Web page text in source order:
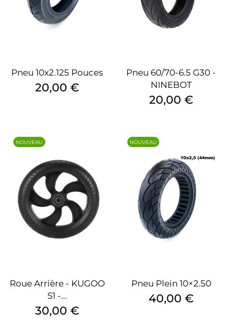
Pneu 10x2.125 Pouces
Prix
20,00 €
Pneu 60/70-6.5 G30 -
NINEBOT
Prix
20,00 €
Roue Arrière - KUGOO
S1 -...
Prix
30,00 €
NOUVEAU
Pneu Plein 10×2.50
Prix
40,00 €
NOUVEAU